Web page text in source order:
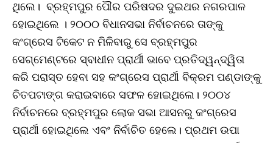
ଥିଲେ। ବ୍ରହ୍ମପୁର ପୌର ପରିଷଦର ଦୁଇଥର ନଗରପାଳ
ହୋଇଥିଲେ । ୨୦୦୦ ବିଧାନସଭା ନିର୍ବାଚନରେ ତାଙ୍କୁ
କଂଗ୍ରେସ ଟିକେଟ ନ ମିଳିବାରୁ ସେ ବ୍ରହ୍ମପୁର
ସେଗ୍‌ମେଣ୍ଟରେ ସ୍ବାଧୀନ ପ୍ରାର୍ଥୀ ଭାବେ ପ୍ରତିଦ୍ୱନ୍ଦ୍ୱିତା
କରି ପରାସ୍ତ ହେବା ସହ କଂଗ୍ରେସ ପ୍ରାର୍ଥୀ ବିକ୍ରମ ପଣ୍ଡାଙ୍କୁ
ଚିତପଟାଙ୍ଗ କରାଇବାରେ ସଫଳ ହୋଇଥିଲେ। ୨୦୦୪
ନିର୍ବାଚନରେ ବ୍ରହ୍ମପୁର ଲୋକ ସଭା ଆସନରୁ କଂଗ୍ରେସ
ପ୍ରାର୍ଥୀ ହୋଇଥିଲେ ଏବଂ ନିର୍ବାଚିତ ହେଲେ। ପ୍ରଥମ ଉପା